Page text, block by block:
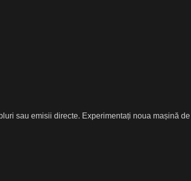
sau emisii directe. Experimentați noua mașină de